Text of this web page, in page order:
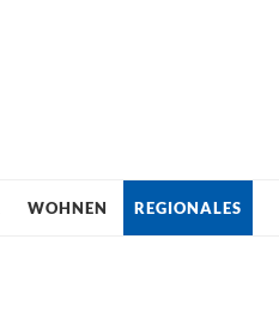
WOHNEN REGIONALES